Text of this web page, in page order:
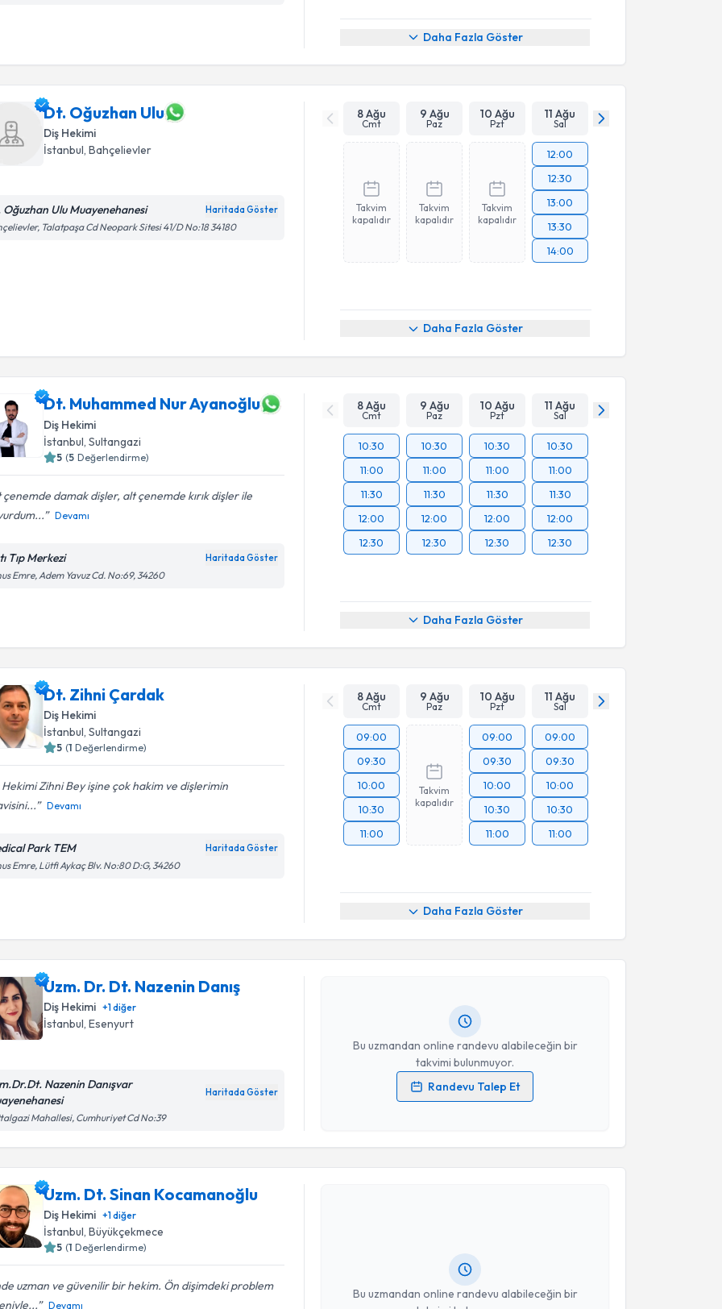
Daha Fazla Göster
Dt. Oğuzhan Ulu
Diş Hekimi
İstanbul, Bahçelievler
Oğuzhan Ulu Muayenehanesi Haritada Göster
Talatpaşa Cd Neopark Sitesi 41/D No:18 34180
8 Ağu
Cmt
9 Ağu
Paz
10 Ağu
Pzt
11 Ağu
Sal
Takvim
kapalıdır
Takvim
kapalıdır
Takvim
kapalıdır
12:00
12:30
13:00
13:30
14:00
Daha Fazla Göster
Dt. Muhammed Nur Ayanoğlu
Diş Hekimi
İstanbul , Sultangazi
5 (5 Değerlendirme)
çenemde damak dişler, alt çenemde kırık dişler ile
Devamı
Tıp Merkezi Haritada Göster
Emre, Adem Yavuz Cd. No:69, 34260
8 Ağu
Cmt
9 Ağu
Paz
10 Ağu
Pzt
11 Ağu
Sal
10:30
11:00
11:30
12:00
12:30
10:30
11:00
11:30
12:00
12:30
10:30
11:00
11:30
12:00
12:30
10:30
11:00
11:30
12:00
12:30
Daha Fazla Göster
Dt. Zihni Çardak
Diş Hekimi
İstanbul, Sultangazi
5 (1 Değerlendirme)
Hekimi Zihni Bey işine çok hakim ve dişlerimin
Devamı
Park TEM Haritada Göster
Emre, Lütfi Aykaç Blv. No:80 D:G, 34260
8 Ağu
Cmt
9 Ağu
Paz
10 Ağu
Pzt
11 Ağu
Sal
09:00
09:30
10:00
10:30
11:00
Takvim
kapalıdır
09:00
09:30
10:00
10:30
11:00
09:00
09:30
10:00
10:30
11:00
Daha Fazla Göster
Uzm. Dr. Dt. Nazenin Danış
Diş Hekimi +1diğer
İstanbul , Esenyurt
Nazenin Danışvar
Haritada Göster
Mahallesi, Cumhuriyet Cd No:39
Bu uzmandan online randevu alabileceğin bir
takvimi bulunmuyor.
Randevu Talep Et
Randevu Takvimi Talebi
Uzm. Dr. Dt. Nazenin Danışiçin randevu takvimi talebi
oluşturun. Size bu uzmandan randevu almanız için bir takvim
Kişisel verilerimin işlenmesine ilişkinAydınlatma Metni
Uzm. Dt. Sinan Kocamanoğlu
Diş Hekimi +1diğer
İstanbul , Büyükçekmece
5 (1 Değerlendirme)
uzman ve güvenilir bir hekim. Ön dişimdeki problem
Devamı
Bu uzmandan online randevu alabileceğin bir